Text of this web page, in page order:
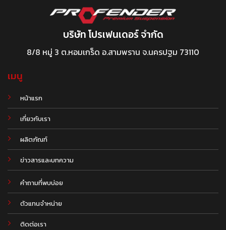
บริษัท โปรเฟนเดอร์ จำกัด
8/8 หมู่ 3 ต.หอมเกร็ด อ.สามพราน จ.นครปฐม 73110
เมนู
หน้าแรก
เกี่ยวกับเรา
ผลิตภัณฑ์
ข่าวสารและบทความ
.
คำถามที่พบบ่อย
ตัวแทนจำหน่าย
ติดต่อเรา